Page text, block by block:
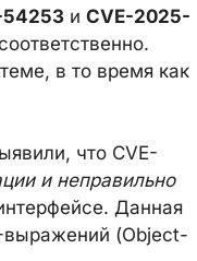
и CVE-2025-
в то время как
что CVE-
и неправильно
Данная
выражений (Object-